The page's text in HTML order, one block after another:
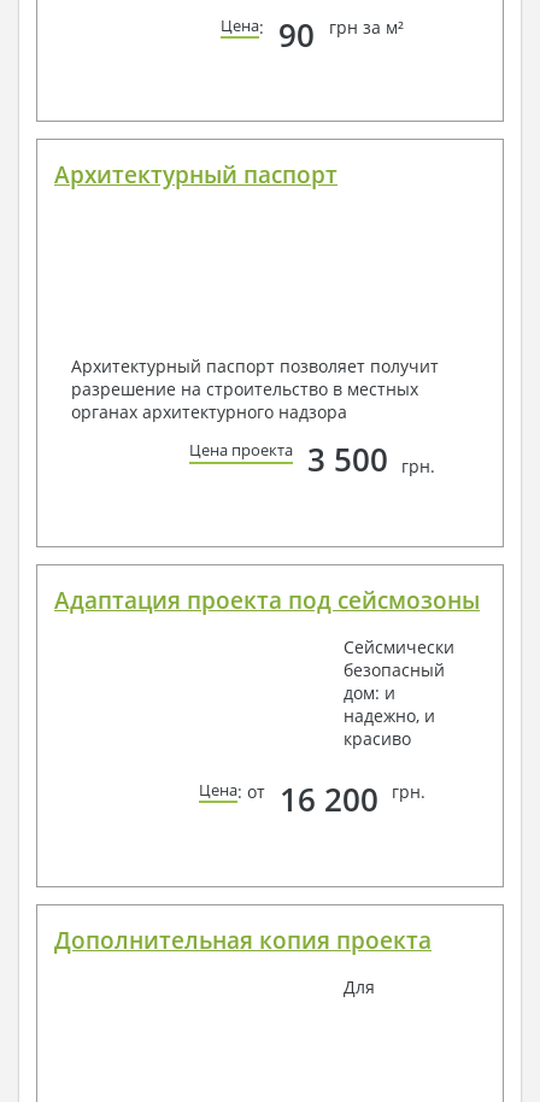
Цена: 90 грн за м²
Архитектурный паспорт
Архитектурный паспорт позволяет получит
разрешение на строительство в местных
органах архитектурного надзора
Цена проекта 3 500 грн.
Адаптация проекта под сейсмозоны
Сейсмически
безопасный
дом: и
надежно, и
красиво
Цена: от 16 200 грн.
Дополнительная копия проекта
Для